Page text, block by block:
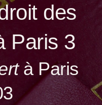
des
Paris 3
à Paris